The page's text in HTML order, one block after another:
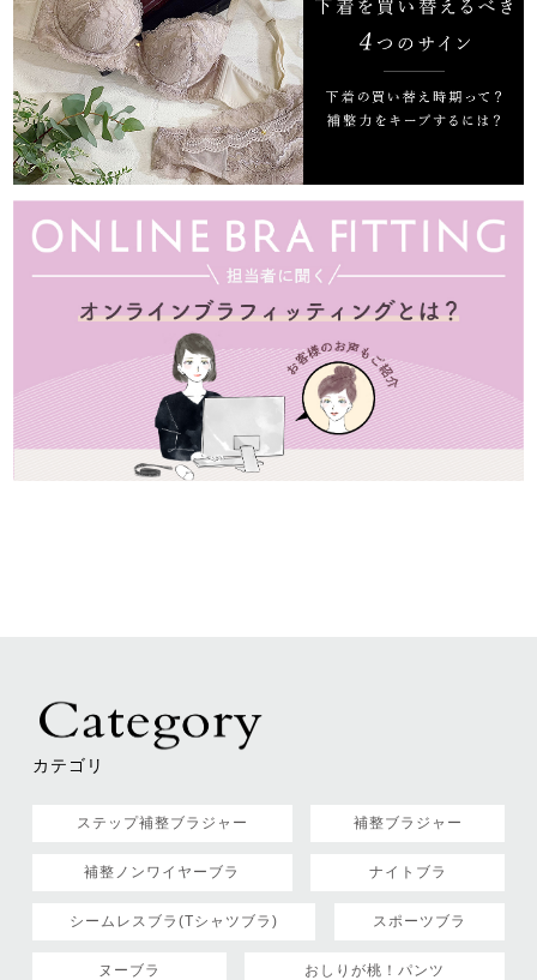
カテゴリ
ステップ補整ブラジャー 補整ブラジャー
補整ノンワイヤーブラ ナイトブラ
シームレスブラ(Tシャツブラ) スポーツブラ
ヌーブラ おしりが桃！パンツ